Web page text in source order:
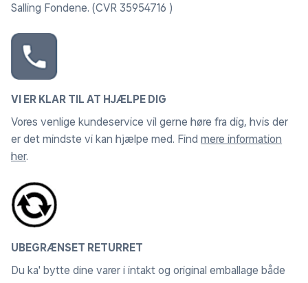
Salling Fondene. (CVR 35954716 )
VI ER KLAR TIL AT HJÆLPE DIG
Vores venlige kundeservice vil gerne høre fra dig, hvis der
er det mindste vi kan hjælpe med. Find mere information
her.
UBEGRÆNSET RETURRET
Du ka' bytte dine varer i intakt og original emballage både